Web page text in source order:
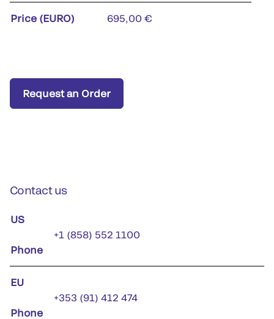
Price (EURO) 695,00 €
Request an Order
Contact us
US
Phone
+1 (858) 552 1100
EU
Phone
+353 (91) 412 474